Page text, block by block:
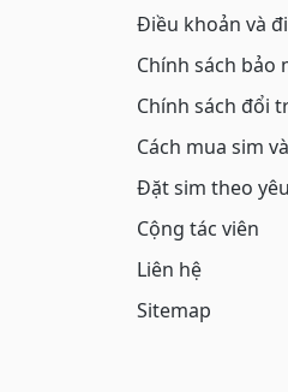
Điều khoản và
Chính sách bảo
Chính sách đổi
Cách mua sim
Đặt sim theo
Cộng tác viên
Liên hệ
Sitemap